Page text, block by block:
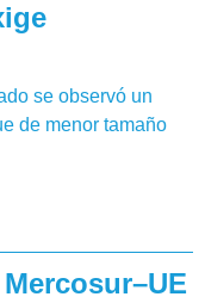
se observó un
de menor tamaño